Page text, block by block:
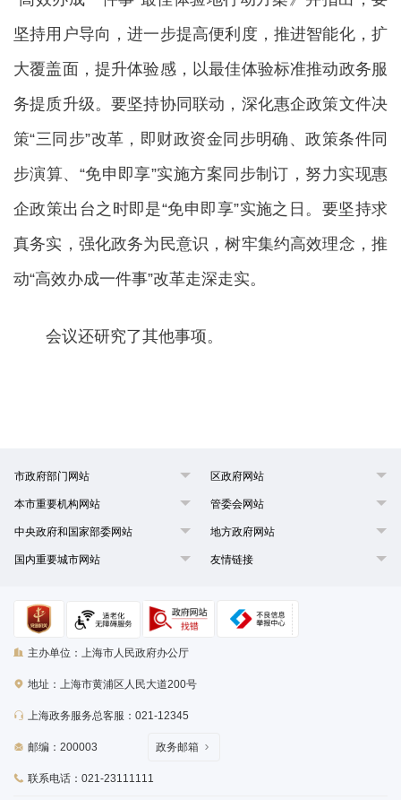
坚持用户导向，进一步提高便利度，推进智能化，扩
大覆盖面，提升体验感，以最佳体验标准推动政务服
务提质升级。要坚持协同联动，深化惠企政策文件决
策“三同步”改革，即财政资金同步明确、政策条件同
步演算、“免申即享”实施方案同步制订，努力实现惠
企政策出台之时即是“免申即享”实施之日。要坚持求
真务实，强化政务为民意识，树牢集约高效理念，推
动“高效办成一件事”改革走深走实。
会议还研究了其他事项。
市政府部门网站 区政府网站
本市重要机构网站 管委会网站
中央政府和国家部委网站 地方政府网站
国内重要城市网站 友情链接
主办单位：上海市人民政府办公厅
地址：上海市黄浦区人民大道200号
上海政务服务总客服：021-12345
邮编：200003
联系电话：021-23111111
政务邮箱